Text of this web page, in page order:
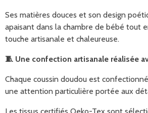
Ses matières douces et son design
apaisant dans la chambre de bébé tout
touche artisanale et chaleureuse.
🧵 Une confection artisanale réalisée
Chaque coussin doudou est
une attention particulière portée aux